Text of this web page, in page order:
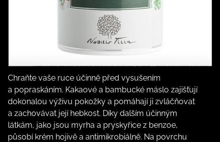
Chraňte vaše ruce účinně před vysušením
a popraskáním. Kakaové a bambucké máslo zajišťují
dokonalou výživu pokožky a pomáhají ji zvláčňovat
a zachovávat její hebkost. Díky dalším účinným
látkám, jako jsou myrha a pryskyřice z benzoe,
působí krém hojivě a antimikrobiálně. Na povrchu